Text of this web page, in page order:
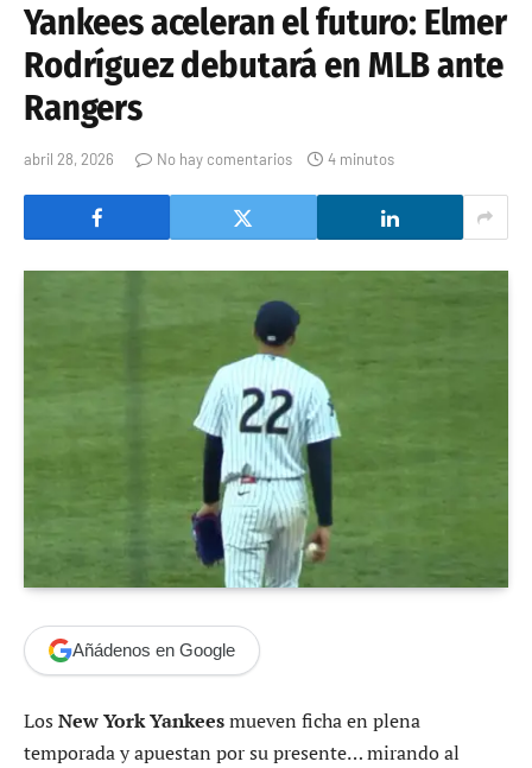
Yankees aceleran el futuro: Elmer
Rodríguez debutará en MLB ante
Rangers
abril 28, 2026 No hay comentarios 4 minutos
Añádenos en Google
Los New York Yankeesmueven ficha en plena
temporada y apuestan por su presente… mirando al